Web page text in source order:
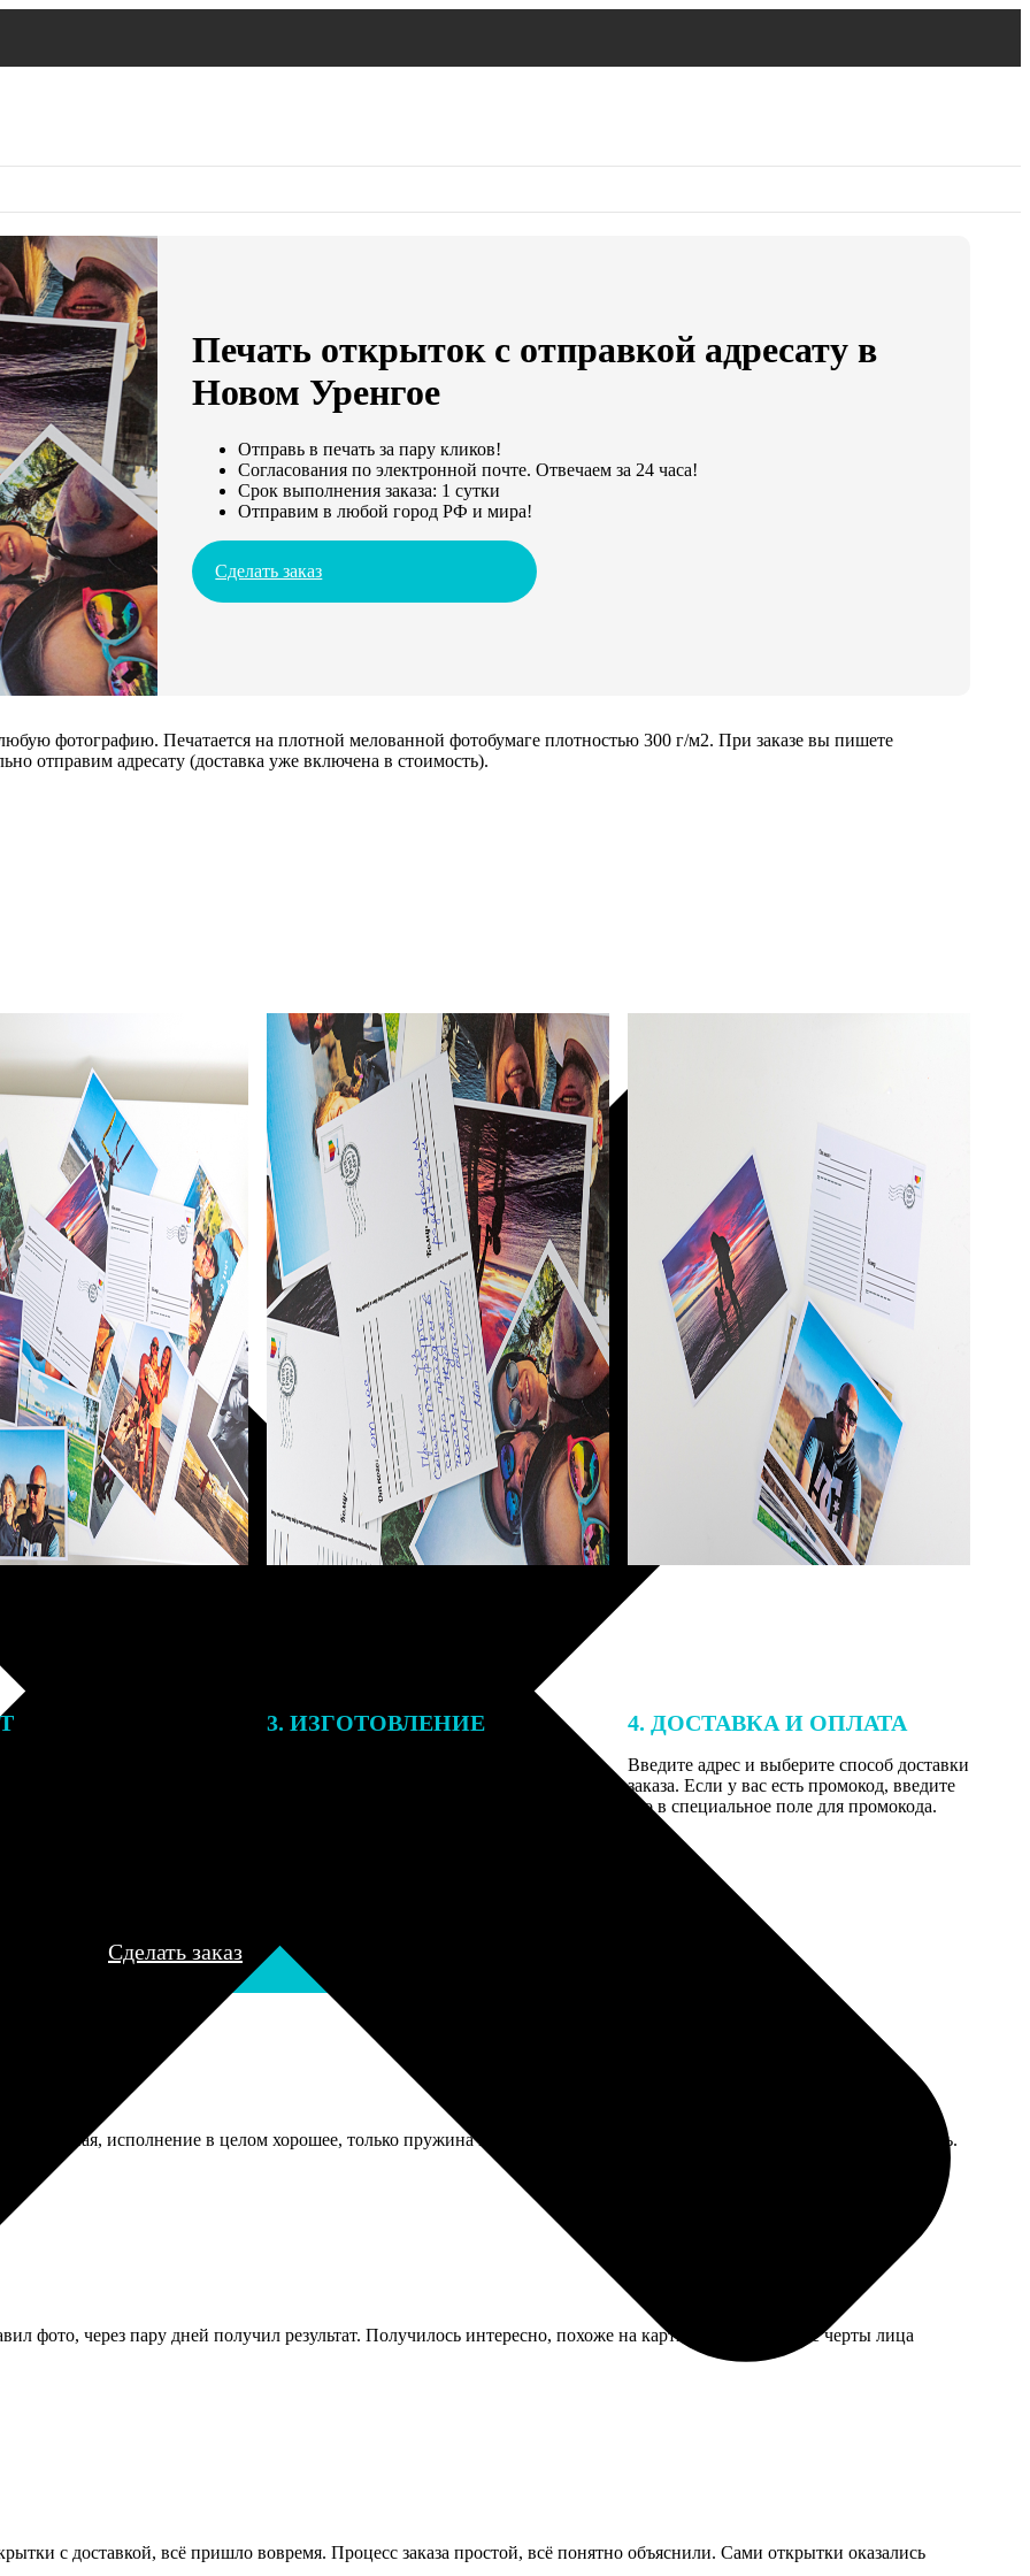
Печать открыток с отправкой адресату в
Новом Уренгое
Отправь в печать за пару кликов!
Согласования по электронной почте. Отвечаем за 24 часа!
Срок выполнения заказа: 1 сутки
Отправим в любой город РФ и мира!
Сделать заказ
фотографию. Печатается на плотной мелованной фотобумаге плотностью 300 г/м2. При заказе вы пишете
отправим адресату (доставка уже включена в стоимость).
заказа к печати
могут связаться с Вами
телефону или email для
3. ИЗГОТОВЛЕНИЕ 4. ДОСТАВКА И ОПЛАТА
Введите адрес и выберите способ доставки
заказа. Если у вас есть промокод, введите
его в специальное поле для промокода.
Сделать заказ
отличная, исполнение в целом хорошее, только пружина внутри туго проворачивается, листы сложно перелистывать.
фото, через пару дней получил результат. Получилось интересно, похоже на картину, но некоторые черты лица
с доставкой, всё пришло вовремя. Процесс заказа простой, всё понятно объяснили. Сами открытки оказались